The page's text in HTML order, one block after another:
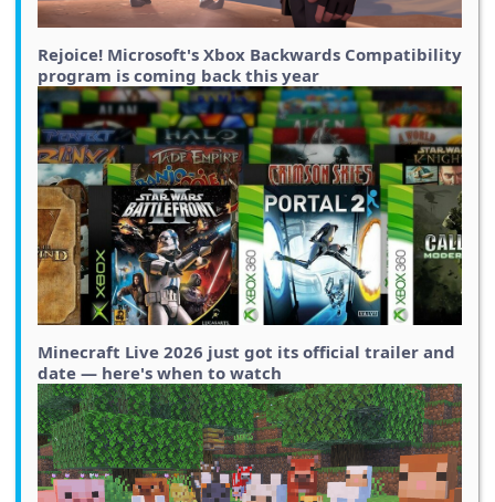
Rejoice! Microsoft's Xbox Backwards Compatibility
program is coming back this year
Minecraft Live 2026 just got its official trailer and
date — here's when to watch